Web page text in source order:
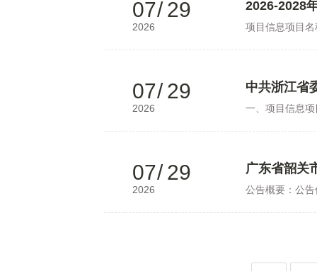
07/ 29
2026
2026-2028
项目信息项目
07/ 29
2026
中共浙江省
一、项目信息
07/ 29
2026
广东省韶关
公告概要：公